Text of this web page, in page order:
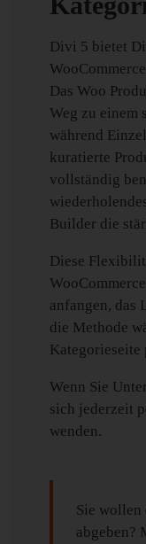
Divi 5 bietet
Das Woo
Weg zu einem
während
kuratierte
vollständig
Builder die
Diese
anfangen, das
die Methode
Kategorieseite
Wenn Sie
sich jederzeit
wenden.
Sie wollen
abgeben?